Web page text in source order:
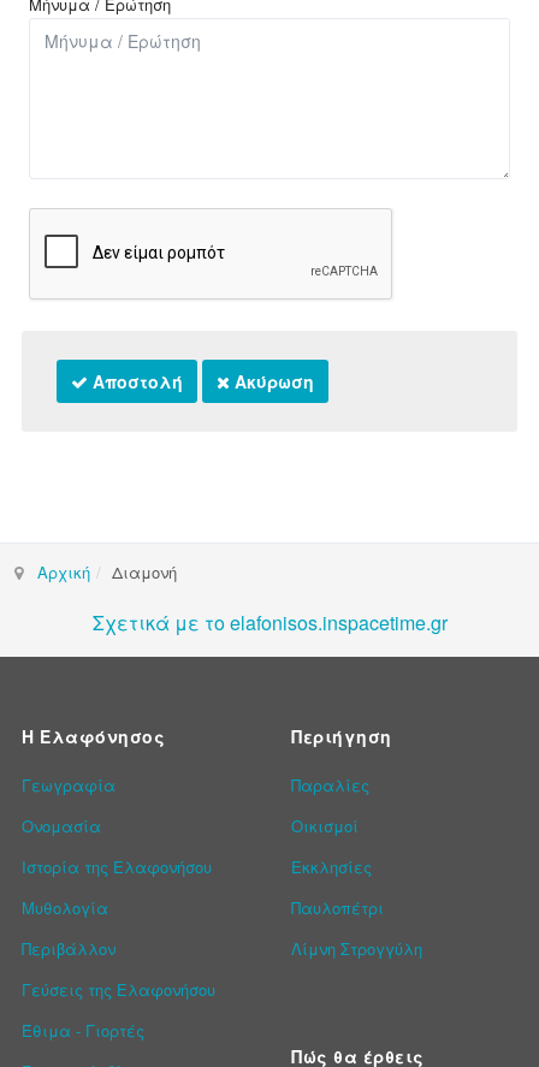
Αποστολή Ακύρωση
Αρχική Διαμονή
Σχετικά με το elafonisos.inspacetime.gr
Η Ελαφόνησος
Γεωγραφία
Ονομασία
Ιστορία της Ελαφονήσου
Μυθολογία
Περιβάλλον
Γεύσεις της Ελαφονήσου
Έθιμα - Γιορτές
Περιήγηση
Παραλίες
Οικισμοί
Εκκλησίες
Παυλοπέτρι
Λίμνη Στρογγύλη
Πώς θα έρθεις